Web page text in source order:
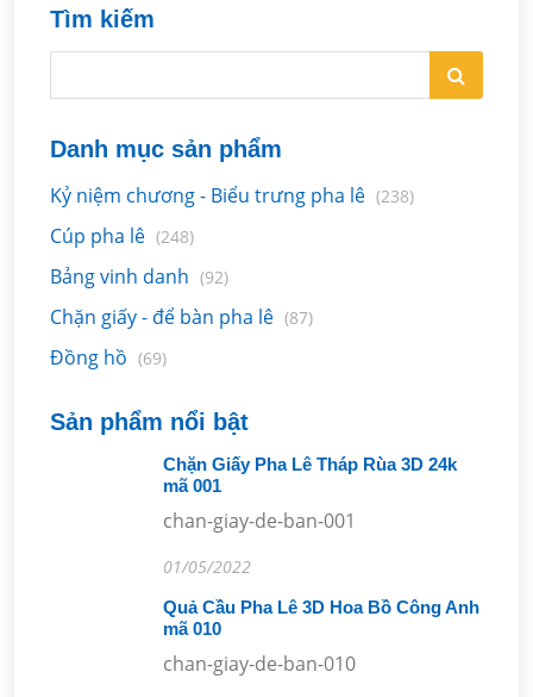
Tìm kiếm
Danh mục sản phẩm
Kỷ niệm chương - Biểu trưng pha lê (238)
Cúp pha lê (248)
Bảng vinh danh (92)
Chặn giấy - để bàn pha lê (87)
Đồng hồ (69)
Sản phẩm nổi bật
Chặn Giấy Pha Lê Tháp Rùa 3D 24k
mã 001
chan-giay-de-ban-001
01/05/2022
Quả Cầu Pha Lê 3D Hoa Bồ Công Anh
mã 010
chan-giay-de-ban-010